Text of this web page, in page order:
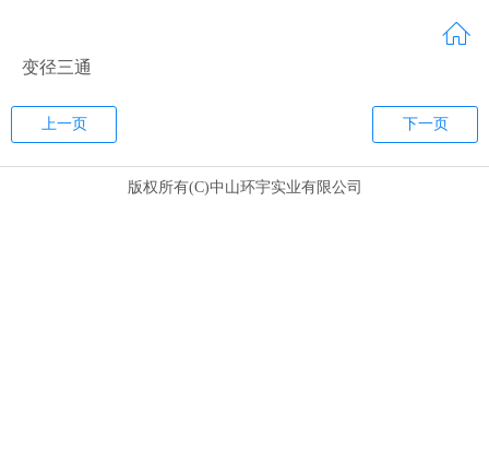
变径三通
上一页 下一页
版权所有(C)中山环宇实业有限公司